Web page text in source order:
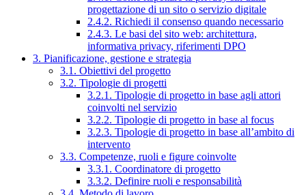
progettazione di un sito o servizio digitale
2.4.2. Richiedi il consenso quando necessario
2.4.3. Le basi del sito web: architettura,
informativa privacy, riferimenti DPO
3. Pianificazione, gestione e strategia
3.1. Obiettivi del progetto
3.2. Tipologie di progetti
3.2.1. Tipologie di progetto in base agli attori
coinvolti nel servizio
3.2.2. Tipologie di progetto in base al focus
3.2.3. Tipologie di progetto in base all’ambito di
intervento
3.3. Competenze, ruoli e figure coinvolte
3.3.1. Coordinatore di progetto
3.3.2. Definire ruoli e responsabilità